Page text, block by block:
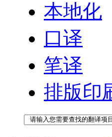
本地化
口译
笔译
排版印